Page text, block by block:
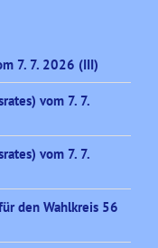
7. 7. 2026 (III)
vom 7. 7.
vom 7. 7.
den Wahlkreis 56